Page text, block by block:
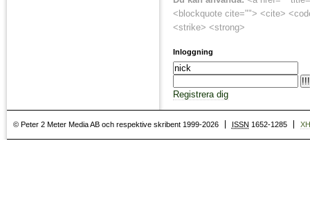
<blockquote cite=""> <cite>
<strike> <strong>
Inloggning
Registrera dig
© Peter 2 Meter Media AB och respektive skribent 1999-2026 ISSN 1652-1285